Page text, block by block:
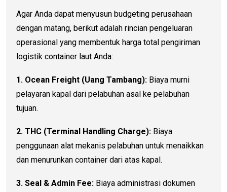
Agar Anda dapat menyusun budgeting perusahaan
dengan matang, berikut adalah rincian pengeluaran
operasional yang membentuk harga total pengiriman
logistik container laut Anda:
1. Ocean Freight (Uang Tambang): Biaya murni
pelayaran kapal dari pelabuhan asal ke pelabuhan
tujuan.
2. THC (Terminal Handling Charge): Biaya
penggunaan alat mekanis pelabuhan untuk menaikkan
dan menurunkan container dari atas kapal.
3. Seal & Admin Fee: Biaya administrasi dokumen